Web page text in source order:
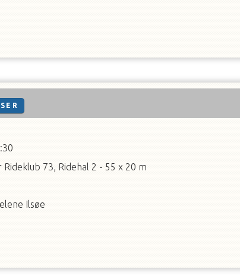
Rideklub 73, Ridehal 2 - 55 x 20 m
Ilsøe